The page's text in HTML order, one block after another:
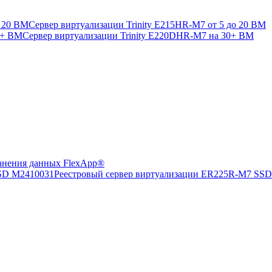
Сервер виртуализации Trinity E215HR-M7 от 5 до 20 ВМ
Сервер виртуализации Trinity E220DHR-M7 на 30+ ВМ
данных FlexApp®
Реестровый сервер виртуализации ER225R-M7